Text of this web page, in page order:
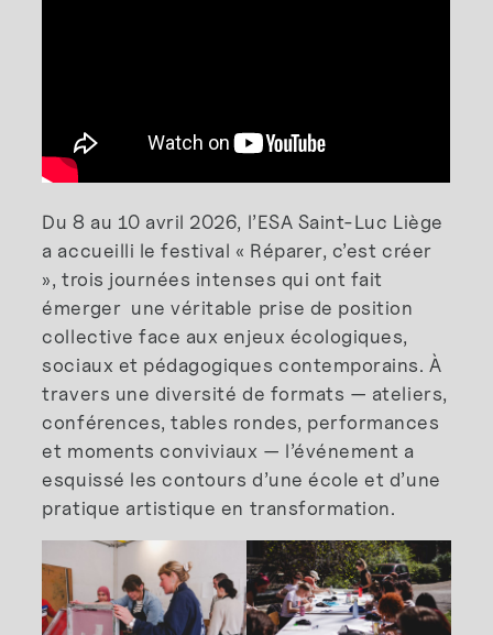
Du 8 au 10 avril 2026, l’ESA Saint-Luc Liège
a accueilli le festival « Réparer, c’est créer
», trois journées intenses qui ont fait
émerger une véritable prise de position
collective face aux enjeux écologiques,
sociaux et pédagogiques contemporains. À
travers une diversité de formats — ateliers,
conférences, tables rondes, performances
et moments conviviaux — l’événement a
esquissé les contours d’une école et d’une
pratique artistique en transformation.